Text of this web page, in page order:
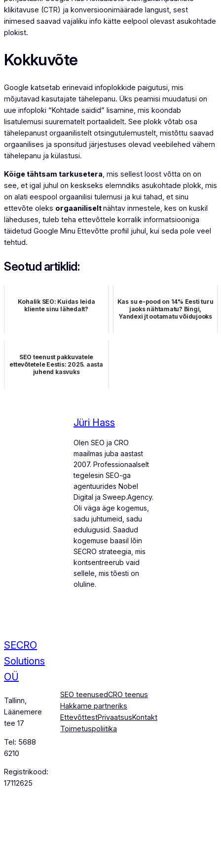
klikitavuse (CTR) ja konversioonimäärade langust, sest
inimesed saavad vajaliku info kätte eelpool olevast asukohtade
plokist.
Kokkuvõte
Google katsetab erinevaid infoplokkide paigutusi, mis
mõjutavad kasutajate tähelepanu. Üks peamisi muudatusi on
uue infoploki “Kohtade saidid” lisamine, mis koondab
lisatulemusi suurematelt portaalidelt. See plokk võtab osa
tähelepanust orgaanilistelt otsingutulemustelt, mistõttu saavad
orgaanilises ja sponsitud järjestuses olevad veebilehed vähem
tähelepanu ja külastusi.
Kõige tähtsam tarkusetera , mis sellest loost võtta on on
see, et igal juhul on keskseks elemndiks asukohtade plokk, mis
on alati eespool orgaanilisi tulemusi ja kui tahad, et sinu
ettevõte oleks orgaaniliseltnähtav inmestele, kes on kuskil
läheduses, tuleb teha ettevõttele korralik informatsiooniga
täidetud Google Minu Ettevõtte profiil juhul, kui seda pole veel
tehtud.
Seotud artiklid:
Kohalik SEO: Kuidas leida
kliente sinu lähedalt?
Kas su e-pood on 14% Eesti turu
jaoks nähtamatu? Bingi,
Yandexi jt ootamatu võidujooks
SEO teenust pakkuvatele
ettevõtetele Eestis: 2025. aasta
juhend kasvuks
Jüri Hass
Olen SEO ja CRO
maailmas juba aastast
2007. Professionaalselt
tegelesin SEO-ga
agentuurides Nobel
Digital ja Sweep.Agency.
Oli väga äge kogemus,
sadu juhtumeid, sadu
edulugusid. Saadud
kogemuse baasil lõin
SECRO strateegia, mis
kontsentreerub vaid
sellele, mis tõesti on
oluline.
SECRO
Solutions
OÜ
Tallinn,
Läänemere
tee 17
Tel: 5688
6210
Registrikood:
17112625
SEO teenusedCRO teenus
Hakkame partneriks
EttevõttestPrivaatsusKontakt
Toimetuspoliitika